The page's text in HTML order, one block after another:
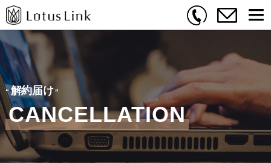
解約届け
CANCELLATION